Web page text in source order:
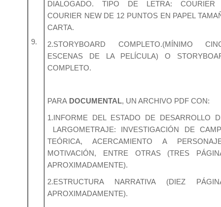
9.
DIALOGADO. TIPO DE LETRA:
COURIER NEW DE 12 PUNTOS EN PAPEL
CARTA.
2.STORYBOARD COMPLETO.(MÍNIMO
ESCENAS DE LA PELÍCULA) O
COMPLETO.
PARA DOCUMENTAL, UN ARCHIVO PDF CON:
1.INFORME DEL ESTADO DE DESARROLLO
LARGOMETRAJE: INVESTIGACIÓN DE
TEÓRICA, ACERCAMIENTO A
MOTIVACIÓN, ENTRE OTRAS (TRES
APROXIMADAMENTE).
2.ESTRUCTURA NARRATIVA (DIEZ
APROXIMADAMENTE).